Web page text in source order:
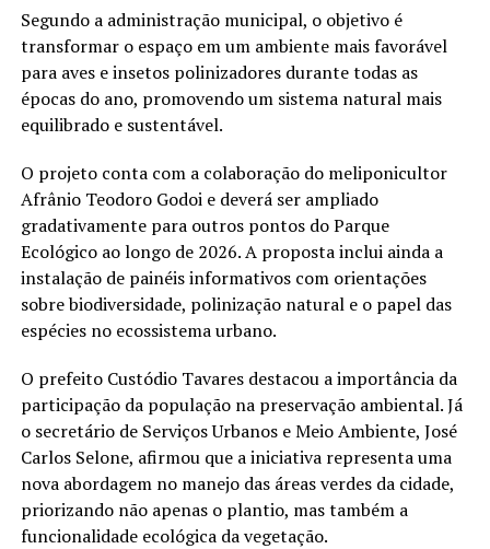
Segundo a administração municipal, o objetivo é
transformar o espaço em um ambiente mais favorável
para aves e insetos polinizadores durante todas as
épocas do ano, promovendo um sistema natural mais
equilibrado e sustentável.
O projeto conta com a colaboração do meliponicultor
Afrânio Teodoro Godoi e deverá ser ampliado
gradativamente para outros pontos do Parque
Ecológico ao longo de 2026. A proposta inclui ainda a
instalação de painéis informativos com orientações
sobre biodiversidade, polinização natural e o papel das
espécies no ecossistema urbano.
O prefeito Custódio Tavares destacou a importância da
participação da população na preservação ambiental. Já
o secretário de Serviços Urbanos e Meio Ambiente, José
Carlos Selone, afirmou que a iniciativa representa uma
nova abordagem no manejo das áreas verdes da cidade,
priorizando não apenas o plantio, mas também a
funcionalidade ecológica da vegetação.